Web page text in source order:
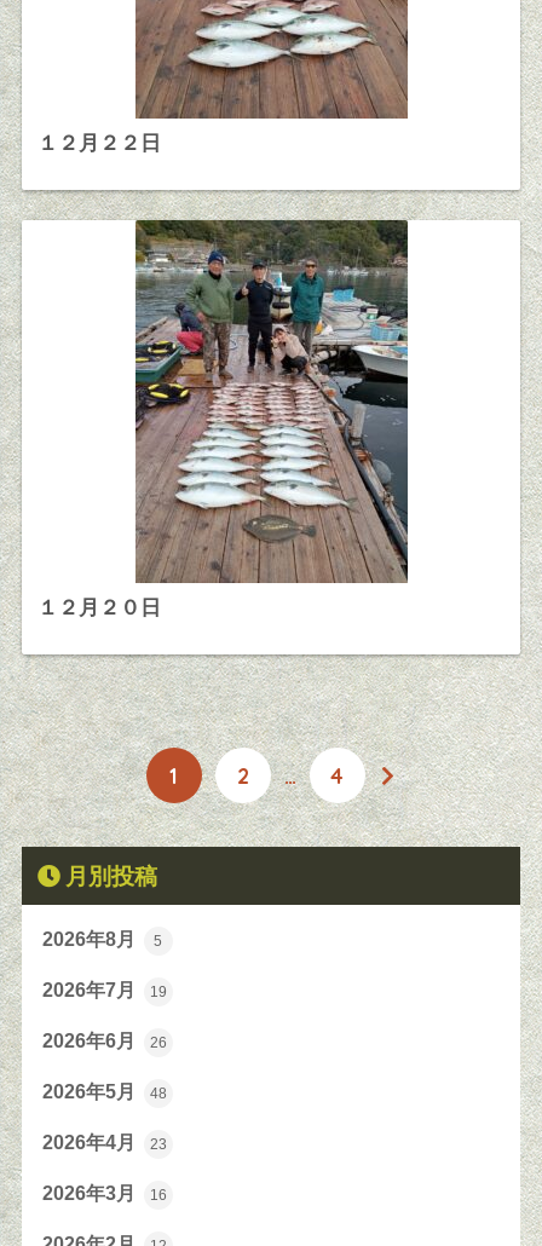
１２月２２日
１２月２０日
1 2 … 4
月別投稿
2026年8月 5
2026年7月 19
2026年6月 26
2026年5月 48
2026年4月 23
2026年3月 16